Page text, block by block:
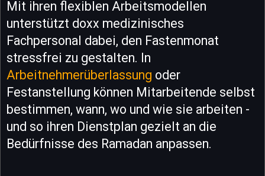
Mit ihren flexiblen Arbeitsmodellen
unterstützt doxx medizinisches
Fachpersonal dabei, den Fastenmonat
stressfrei zu gestalten. In
Arbeitnehmerüberlassung oder
Festanstellung können Mitarbeitende selbst
bestimmen, wann, wo und wie sie arbeiten -
und so ihren Dienstplan gezielt an die
Bedürfnisse des Ramadan anpassen.